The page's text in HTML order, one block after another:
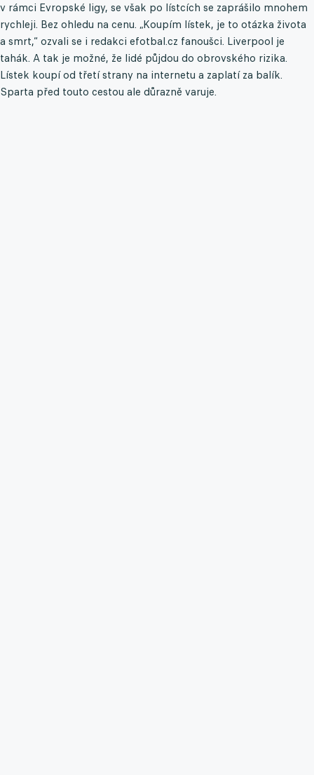
v rámci Evropské ligy, se však po lístcích se zaprášilo mnohem
rychleji. Bez ohledu na cenu. „Koupím lístek, je to otázka života
a smrt,“ ozvali se i redakci efotbal.cz fanoušci. Liverpool je
tahák. A tak je možné, že lidé půjdou do obrovského rizika.
Lístek koupí od třetí strany na internetu a zaplatí za balík.
Sparta před touto cestou ale důrazně varuje.